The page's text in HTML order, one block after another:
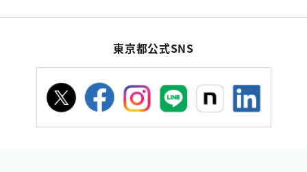
東京都公式SNS